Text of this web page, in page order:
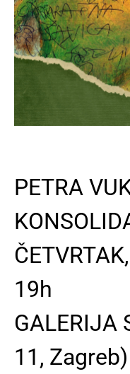
PETRA
19h
GALERIJA
11, Zagreb)